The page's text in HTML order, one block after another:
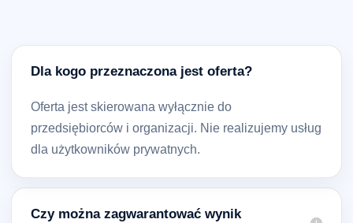
Dla kogo przeznaczona jest oferta?
Oferta jest skierowana wyłącznie do
przedsiębiorców i organizacji. Nie realizujemy usług
dla użytkowników prywatnych.
Czy można zagwarantować wynik